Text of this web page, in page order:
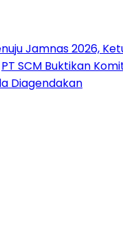
Jamnas 2026,
PT SCM Buktikan
Diagendakan